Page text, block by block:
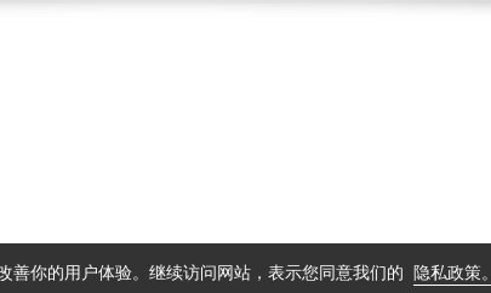
网站导航 使用条款 隐私保护政策
善你的用户体验。继续访问网站，表示您同意我们的 隐私政策。